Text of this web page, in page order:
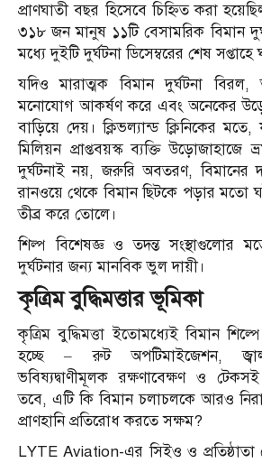
প্রাণঘাতী বছর হিসেবে চিহ্নিত করা
৩১৮ জন মানুষ ১১টি বেসামরিক বিমান
মধ্যে দুইটি দুর্ঘটনা ডিসেম্বরের শেষ সপ্তাহে
যদিও মারাত্মক বিমান দুর্ঘটনা
মনোযোগ আকর্ষণ করে এবং অনেকের
বাড়িয়ে দেয়। ক্লিভল্যান্ড ক্লিনিকের মতে,
মিলিয়ন প্রাপ্তবয়স্ক ব্যক্তি
দুর্ঘটনাই নয়, জরুরি অবতরণ, বিমানের
রানওয়ে থেকে বিমান ছিটকে পড়ার
তীব্র করে তোলে।
শিল্প বিশেষজ্ঞ ও তদন্ত সংস্থাগুলোর
দুর্ঘটনার জন্য মানবিক ভুল দায়ী।
কৃত্রিম বুদ্ধিমত্তার ভূমিকা
কৃত্রিম বুদ্ধিমত্তা ইতোমধ্যেই বিমান
হচ্ছে – রুট অপটিমাইজেশন,
ভবিষ্যদ্বাণীমূলক রক্ষণাবেক্ষণ ও টেকসই
তবে, এটি কি বিমান চলাচলকে আরও
প্রাণহানি প্রতিরোধ করতে সক্ষম?
LYTE Aviation-এর সিইও ও